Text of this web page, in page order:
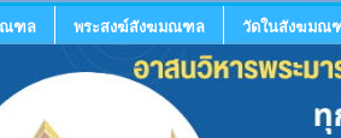
ณฑล พระสงฆ์สังฆมณฑล วัดในสังฆมณ